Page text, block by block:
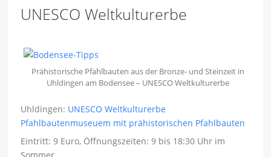
UNESCO Weltkulturerbe
Prähistorische Pfahlbauten aus der Bronze- und Steinzeit in
Uhldingen am Bodensee – UNESCO Weltkulturerbe
Uhldingen: UNESCO Weltkulturerbe
Pfahlbautenmuseuem mit prähistorischen Pfahlbauten
Eintritt: 9 Euro, Öffnungszeiten: 9 bis 18:30 Uhr im